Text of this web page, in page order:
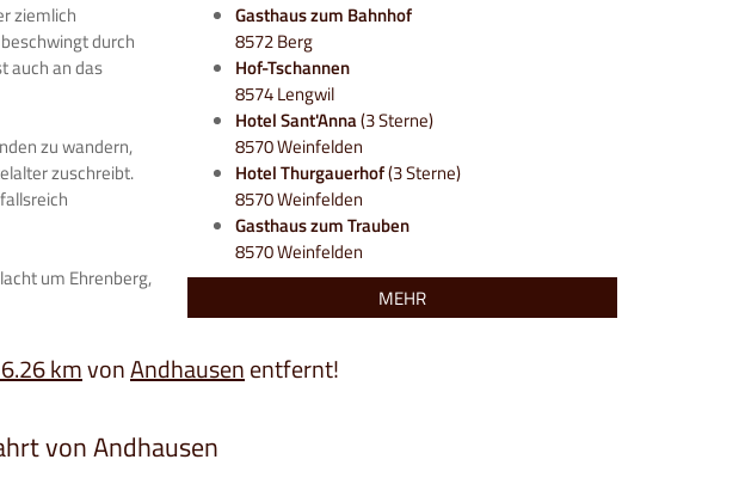
ziemlich
durch
auch an das
zu wandern,
zuschreibt.
um Ehrenberg,
Gasthaus zum Bahnhof
8572 Berg
Hof-Tschannen
8574 Lengwil
Hotel Sant'Anna(3 Sterne)
8570 Weinfelden
Hotel Thurgauerhof(3 Sterne)
8570 Weinfelden
Gasthaus zum Trauben
8570 Weinfelden
MEHR
kmvonAndhausenentfernt!
von Andhausen